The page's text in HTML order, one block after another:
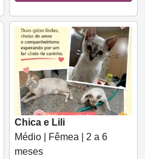
Chica e Lili
Médio | Fêmea | 2 a 6
meses